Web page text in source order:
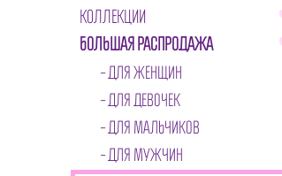
КОЛЛЕКЦИИ
БОЛЬШАЯ РАСПРОДАЖА
ДЛЯ ЖЕНЩИН
ДЛЯ ДЕВОЧЕК
ДЛЯ МАЛЬЧИКОВ
ДЛЯ МУЖЧИН